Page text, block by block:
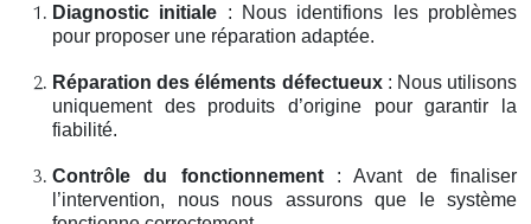
Diagnostic initiale : Nous identifions les problèmes
pour proposer une réparation adaptée.
Réparation des éléments défectueux: Nous utilisons
uniquement des produits d’origine pour garantir la
fiabilité.
Contrôle du fonctionnement: Avant de finaliser
l’intervention, nous nous assurons que le système